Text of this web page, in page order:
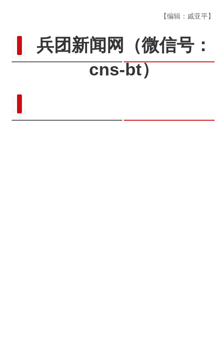
【编辑：戚亚平】
兵团新闻网
（微信号：
cns-bt）